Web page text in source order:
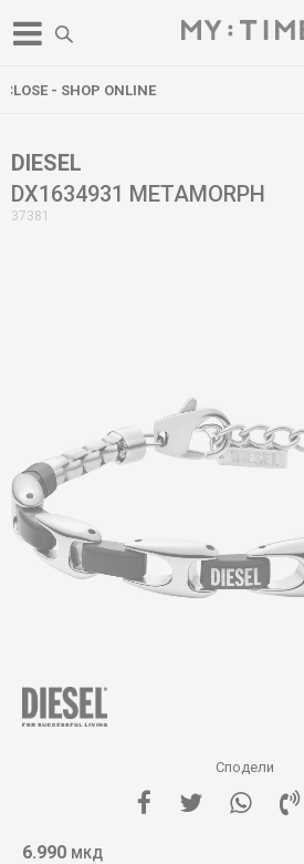
БЕСПЛАТНА
DIESEL
DX1634931 METAMORPH
37381
Сподели
6.990 МКД